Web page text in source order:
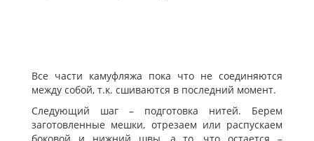
Все части камуфляжа пока что не соединяются
между собой, т.к. сшиваются в последний момент.
Следующий шаг – подготовка нитей. Берем
заготовленные мешки, отрезаем или распускаем